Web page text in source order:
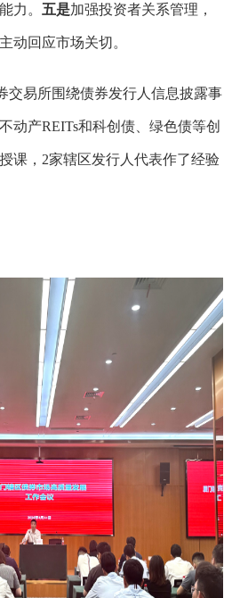
力。 五是加强投资者关系管理，
动回应市场关切。
交易所围绕债券发行人信息披露事
动产REITs和科创债、绿色债等创
课， 2家辖区发行人代表作了经验